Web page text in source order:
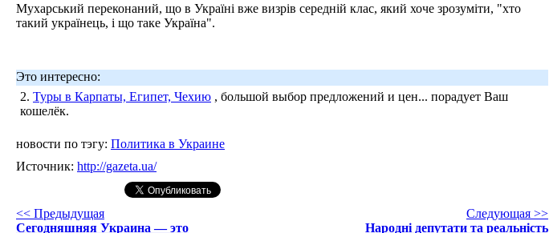
Мухарський переконаний, що в Україні вже визрів середній клас, який хоче зрозуміти, "хто
такий українець, і що таке Україна".
Это интересно:
2. Туры в Карпаты, Египет, Чехию , большой выбор предложений и цен... порадует Ваш
кошелёк.
новости по тэгу: Политика в Украине
Источник: http://gazeta.ua/
<< Предыдущая
Сегодняшняя Украина — это
Следующая >>
Народні депутати та реальність